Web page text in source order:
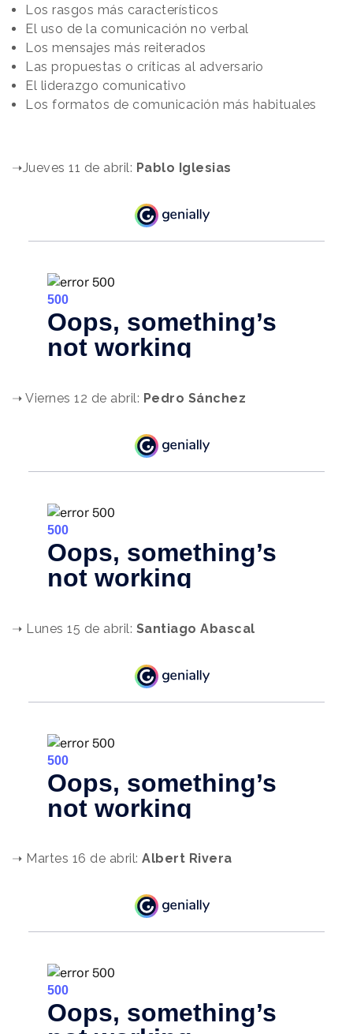
Los rasgos más característicos
El uso de la comunicación no verbal
Los mensajes más reiterados
Las propuestas o críticas al adversario
El liderazgo comunicativo
Los formatos de comunicación más habituales
➝Jueves 11 de abril: Pablo Iglesias
➝ Viernes 12 de abril: Pedro Sánchez
➝ Lunes 15 de abril: Santiago Abascal
➝ Martes 16 de abril: Albert Rivera